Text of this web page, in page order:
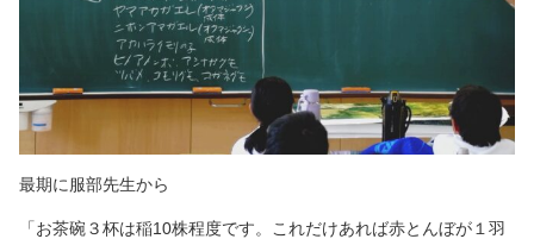
最期に服部先生から
「お茶碗３杯は稲10株程度です。これだけあれば赤とんぼが１羽